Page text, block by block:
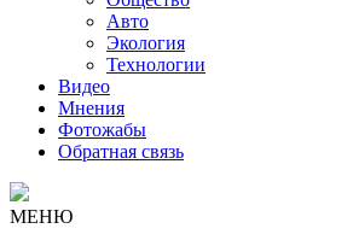
Авто
Экология
Технологии
Видео
Мнения
Фотожабы
Обратная связь
МЕНЮ